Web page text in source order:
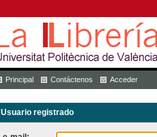
Principal Contáctenos Acceder
Usuario registrado